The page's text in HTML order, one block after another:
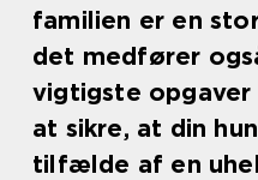
familien er en
det medfører
vigtigste opgaver
at sikre, at din
tilfælde af en